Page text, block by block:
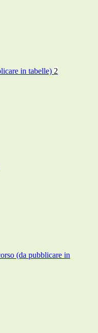
in tabelle) 2
(da pubblicare in